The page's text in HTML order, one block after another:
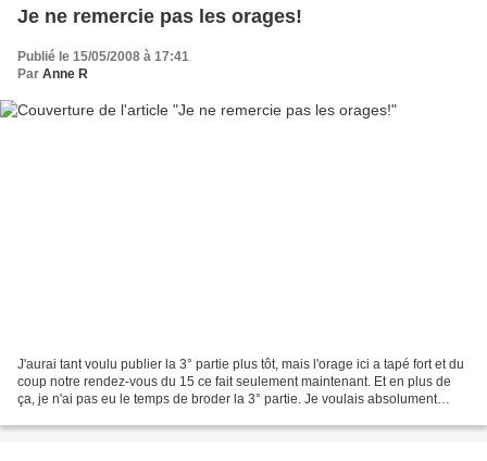
Je ne remercie pas les orages!
Publié le 15/05/2008 à 17:41
Par Anne R
J'aurai tant voulu publier la 3° partie plus tôt, mais l'orage ici a tapé fort et du
coup notre rendez-vous du 15 ce fait seulement maintenant. Et en plus de
ça, je n'ai pas eu le temps de broder la 3° partie. Je voulais absolument